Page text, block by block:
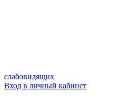
слабовидящих
Вход в личный кабинет